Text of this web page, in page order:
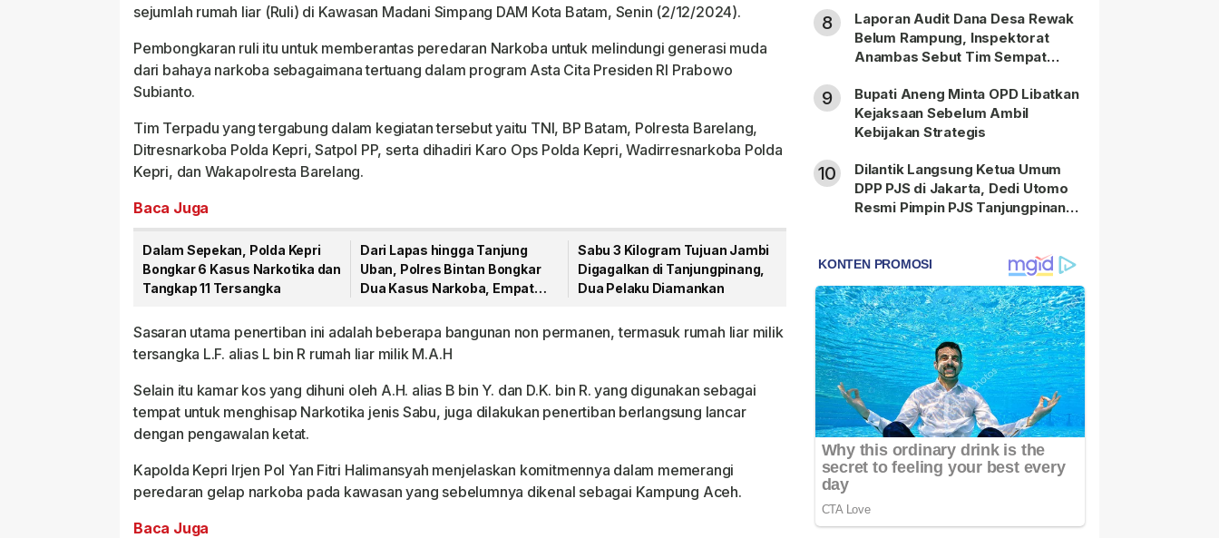
sejumlah rumah liar (Ruli) di Kawasan Madani Simpang DAM Kota Batam, Senin (2/12/2024).
Pembongkaran ruli itu untuk memberantas peredaran Narkoba untuk melindungi generasi muda
dari bahaya narkoba sebagaimana tertuang dalam program Asta Cita Presiden RI Prabowo
Subianto.
Tim Terpadu yang tergabung dalam kegiatan tersebut yaitu TNI, BP Batam, Polresta Barelang,
Ditresnarkoba Polda Kepri, Satpol PP, serta dihadiri Karo Ops Polda Kepri, Wadirresnarkoba Polda
Kepri, dan Wakapolresta Barelang.
Baca Juga
Dalam Sepekan, Polda Kepri
Bongkar 6 Kasus Narkotika dan
Tangkap 11 Tersangka
Dari Lapas hingga Tanjung
Uban, Polres Bintan Bongkar
Dua Kasus Narkoba, Empat
Sabu 3 Kilogram Tujuan Jambi
Digagalkan di Tanjungpinang,
Dua Pelaku Diamankan
Sasaran utama penertiban ini adalah beberapa bangunan non permanen, termasuk rumah liar milik
tersangka L.F. alias L bin R rumah liar milik M.A.H
Selain itu kamar kos yang dihuni oleh A.H. alias B bin Y. dan D.K. bin R. yang digunakan sebagai
tempat untuk menghisap Narkotika jenis Sabu, juga dilakukan penertiban berlangsung lancar
dengan pengawalan ketat.
Kapolda Kepri Irjen Pol Yan Fitri Halimansyah menjelaskan komitmennya dalam memerangi
peredaran gelap narkoba pada kawasan yang sebelumnya dikenal sebagai Kampung Aceh.
Baca Juga
8
Laporan Audit Dana Desa Rewak
Belum Rampung, Inspektorat
Anambas Sebut Tim Sempat
9
Bupati Aneng Minta OPD Libatkan
Kejaksaan Sebelum Ambil
Kebijakan Strategis
10
Dilantik Langsung Ketua Umum
DPP PJS di Jakarta, Dedi Utomo
Resmi Pimpin PJS Tanjungpinang-